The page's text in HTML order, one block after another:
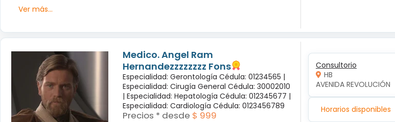
Ver más...
Medico. Angel Ram
Hernandezzzzzzzz Fons
Especialidad: Gerontología Cédula: 01234565 |
Especialidad: Cirugía General Cédula: 30002010
| Especialidad: Hepatología Cédula: 012345677 |
Especialidad: Cardiología Cédula: 0123456789
Precios * desde $ 999
Consultorio
HB
AVENIDA REVOLUCIÓN
Horarios disponibles